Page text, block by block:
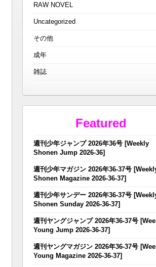
RAW NOVEL
Uncategorized
その他
成年
雑誌
Featured
週刊少年ジャンプ 2026年36号 [Weekly
Shonen Jump 2026-36]
週刊少年マガジン 2026年36-37号
Shonen Magazine 2026-36-37]
週刊少年サンデー 2026年36-37号
Shonen Sunday 2026-36-37]
週刊ヤングジャンプ 2026年36-37号
Young Jump 2026-36-37]
週刊ヤングマガジン 2026年36-37号
Young Magazine 2026-36-37]